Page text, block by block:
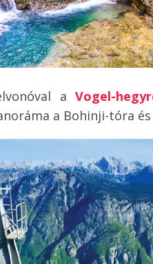
aVogel-
a Bohinji-tóra